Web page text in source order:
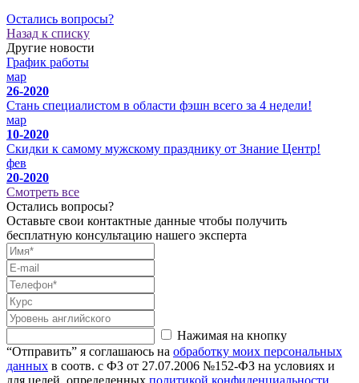
Остались вопросы?
Назад к списку
Другие новости
График работы
мар
26-2020
Стань специалистом в области фэшн всего за 4 недели!
мар
10-2020
Скидки к самому мужскому празднику от Знание Центр!
фев
20-2020
Смотреть все
Остались вопросы?
Оставьте свои контактные данные чтобы получить
бесплатную консультацию нашего эксперта
Нажимая на кнопку
“Отправить” я соглашаюсь на обработку моих персональных
данных в соотв. с ФЗ от 27.07.2006 №152-ФЗ на условиях и